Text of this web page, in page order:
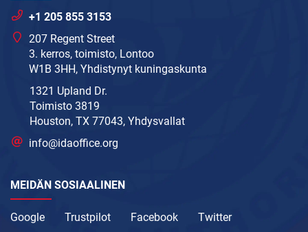
+1 205 855 3153
207 Regent Street
3. kerros, toimisto, Lontoo
W1B 3HH, Yhdistynyt kuningaskunta
1321 Upland Dr.
Toimisto 3819
Houston, TX 77043, Yhdysvallat
info@idaoffice.org
MEIDÄN SOSIAALINEN
Google Trustpilot Facebook
Twitter